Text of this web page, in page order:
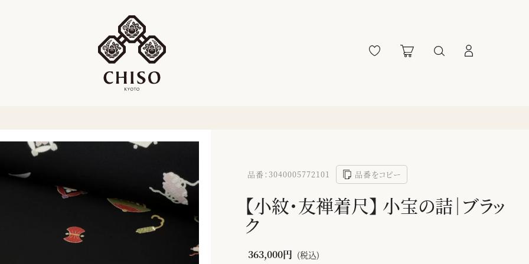
品番：3040005772101 品番をコピー
【小紋・友禅着尺】 小宝の詰｜ブラッ
ク
363,000円 (税込)